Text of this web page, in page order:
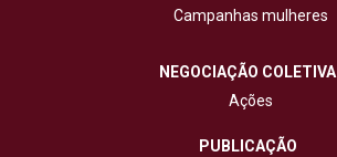
Campanhas mulheres
NEGOCIAÇÃO COLETIVA
Ações
PUBLICAÇÃO